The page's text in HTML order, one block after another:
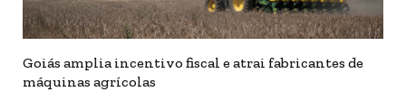
Goiás amplia incentivo fiscal e atrai fabricantes de
máquinas agrícolas